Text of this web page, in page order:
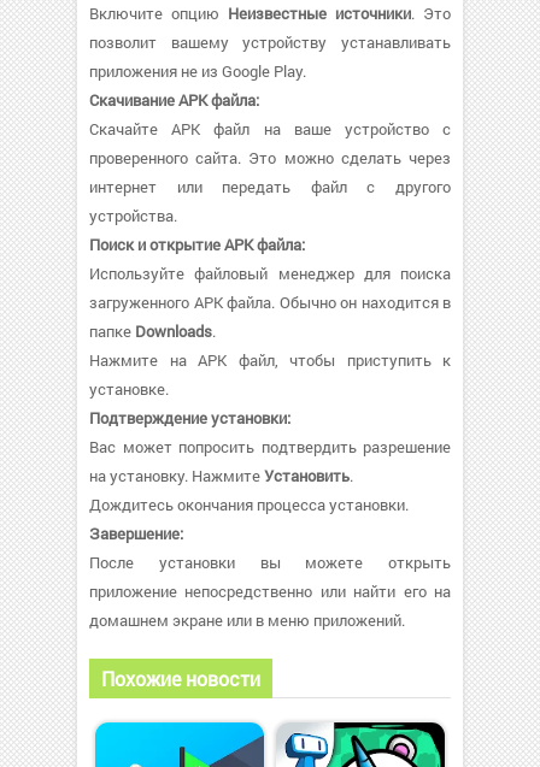
Включите опцию Неизвестные источники. Это
позволит вашему устройству устанавливать
приложения не из Google Play.
Скачивание APK файла:
Скачайте APK файл на ваше устройство с
проверенного сайта. Это можно сделать через
интернет или передать файл с другого
устройства.
Поиск и открытие APK файла:
Используйте файловый менеджер для поиска
загруженного APK файла. Обычно он находится в
папке Downloads.
Нажмите на APK файл, чтобы приступить к
установке.
Подтверждение установки:
Вас может попросить подтвердить разрешение
на установку. НажмитеУстановить.
Дождитесь окончания процесса установки.
Завершение:
После установки вы можете открыть
приложение непосредственно или найти его на
домашнем экране или в меню приложений.
Похожие новости